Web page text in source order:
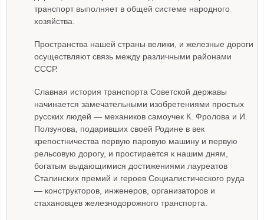
транспорт выполняет в общей системе народного
хозяйства.
Пространства нашей страны велики, и железные дороги
осуществляют связь между различными районами
СССР.
Славная история транспорта Советской державы
начинается замечательными изобретениями простых
русских людей — механиков самоучек К. Фролова и И.
Ползунова, подаривших своей Родине в век
крепостничества первую паровую машину и первую
рельсовую дорогу, и простирается к нашим дням,
богатым выдающимися достижениями лауреатов
Сталинских премий и героев Социалистического руда
— конструкторов, инженеров, организаторов и
стахановцев железнодорожного транспорта.